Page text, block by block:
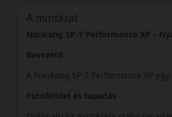
A mintázat
Nankang SP-7 Performance XP –
Bevezető
A Nankang SP-7 Performance XP
Futófelület és tapadás